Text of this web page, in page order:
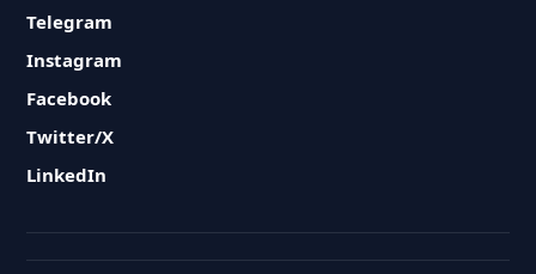
Telegram
Instagram
Facebook
Twitter/X
LinkedIn